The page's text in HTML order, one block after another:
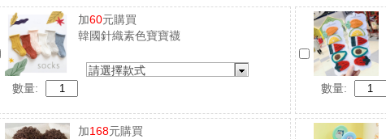
加60元購買
韓國針織素色寶寶襪
請選擇款式
數量:
數量:
加168元購買